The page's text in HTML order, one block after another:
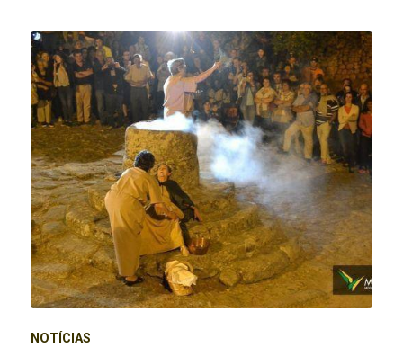
NOTÍCIAS